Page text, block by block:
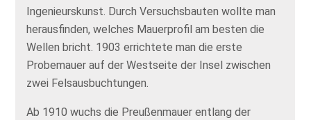
Ingenieurskunst. Durch Versuchsbauten wollte man
herausfinden, welches Mauerprofil am besten die
Wellen bricht. 1903 errichtete man die erste
Probemauer auf der Westseite der Insel zwischen
zwei Felsausbuchtungen.
Ab 1910 wuchs die Preußenmauer entlang der